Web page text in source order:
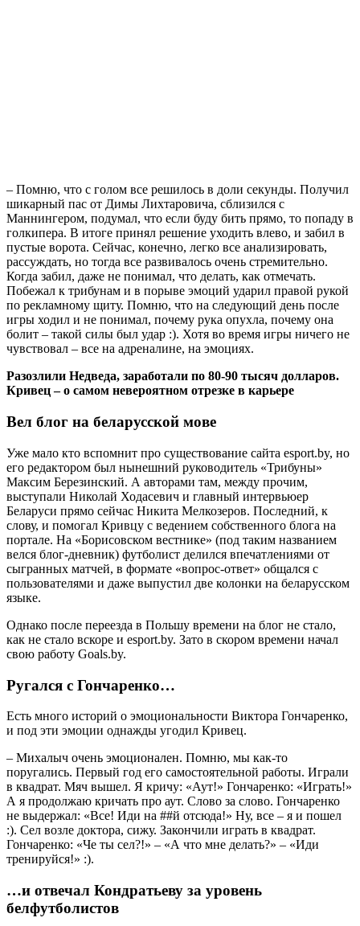
– Помню, что с голом все решилось в доли секунды. Получил
шикарный пас от Димы Лихтаровича, сблизился с
Маннингером, подумал, что если буду бить прямо, то попаду в
голкипера. В итоге принял решение уходить влево, и забил в
пустые ворота. Сейчас, конечно, легко все анализировать,
рассуждать, но тогда все развивалось очень стремительно.
Когда забил, даже не понимал, что делать, как отмечать.
Побежал к трибунам и в порыве эмоций ударил правой рукой
по рекламному щиту. Помню, что на следующий день после
игры ходил и не понимал, почему рука опухла, почему она
болит – такой силы был удар :). Хотя во время игры ничего не
чувствовал – все на адреналине, на эмоциях.
Разозлили Недведа, заработали по 80-90 тысяч долларов.
Кривец – о самом невероятном отрезке в карьере
Вел блог на беларусской мове
Уже мало кто вспомнит про существование сайта esport.by, но
его редактором был нынешний руководитель «Трибуны»
Максим Березинский. А авторами там, между прочим,
выступали Николай Ходасевич и главный интервьюер
Беларуси прямо сейчас Никита Мелкозеров. Последний, к
слову, и помогал Кривцу с ведением собственного блога на
портале. На «Борисовском вестнике» (под таким названием
велся блог-дневник) футболист делился впечатлениями от
сыгранных матчей, в формате «вопрос-ответ» общался с
пользователями и даже выпустил две колонки на беларусском
языке.
Однако после переезда в Польшу времени на блог не стало,
как не стало вскоре и esport.by. Зато в скором времени начал
свою работу Goals.by.
Ругался с Гончаренко…
Есть много историй о эмоциональности Виктора Гончаренко,
и под эти эмоции однажды угодил Кривец.
– Михалыч очень эмоционален. Помню, мы как-то
поругались. Первый год его самостоятельной работы. Играли
в квадрат. Мяч вышел. Я кричу: «Аут!» Гончаренко: «Играть!»
А я продолжаю кричать про аут. Слово за слово. Гончаренко
не выдержал: «Все! Иди на ##й отсюда!» Ну, все – я и пошел
:). Сел возле доктора, сижу. Закончили играть в квадрат.
Гончаренко: «Че ты сел?!» – «А что мне делать?» – «Иди
тренируйся!» :).
…и отвечал Кондратьеву за уровень
белфутболистов